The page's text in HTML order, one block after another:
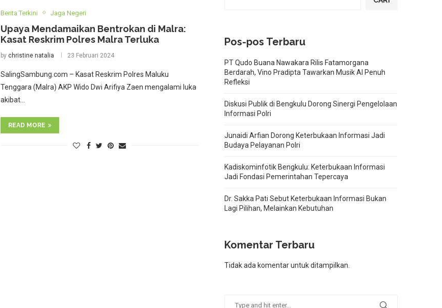
Berita Terkini Jaga Negeri
Upaya Mendamaikan Bentrokan di Malra:
Kasat Reskrim Polres Malra Terluka
by christine natalia 23 Februari 2024
SalingSambung.com – Kasat Reskrim Polres Maluku
Tenggara (Malra) AKP Wido Dwi Arifiya Zaen mengalami luka
akibat…
READ MORE
Pos-pos Terbaru
PT Qudo Buana Nawakara Rilis Fatamorgana
Berdarah, Vino Pradipta Tawarkan Musik AI Penuh
Refleksi
Diskusi Publik di Bengkulu Dorong Sinergi Pengelolaan
Informasi Polri
Junaidi Arfian Dorong Keterbukaan Informasi Jadi
Budaya Pelayanan Polri
Kadiskominfotik Bengkulu: Keterbukaan Informasi
Jadi Fondasi Pemerintahan Tepercaya
Dr. Sakka Pati Sebut Keterbukaan Informasi Bukan
Lagi Pilihan, Melainkan Kebutuhan
Komentar Terbaru
Tidak ada komentar untuk ditampilkan.